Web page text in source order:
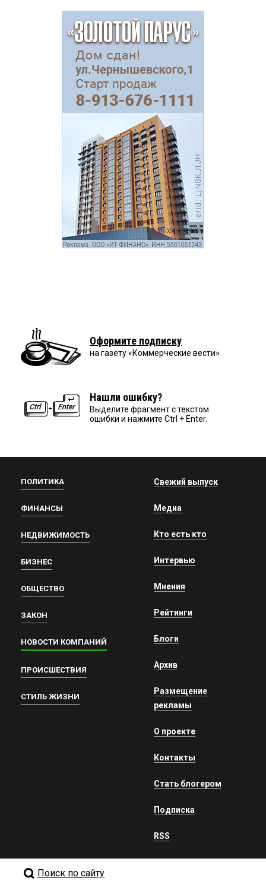
Оформите подписку
на газету «Коммерческие вести»
Нашли ошибку?
Выделите фрагмент с текстом
ошибки и нажмите Ctrl + Enter.
ПОЛИТИКА
ФИНАНСЫ
НЕДВИЖИМОСТЬ
БИЗНЕС
ОБЩЕСТВО
ЗАКОН
НОВОСТИ КОМПАНИЙ
ПРОИСШЕСТВИЯ
СТИЛЬ ЖИЗНИ
Свежий выпуск
Медиа
Кто есть кто
Интервью
Мнения
Рейтинги
Блоги
Архив
Размещение
рекламы
О проекте
Контакты
Стать блогером
Подписка
RSS
Поиск по сайту